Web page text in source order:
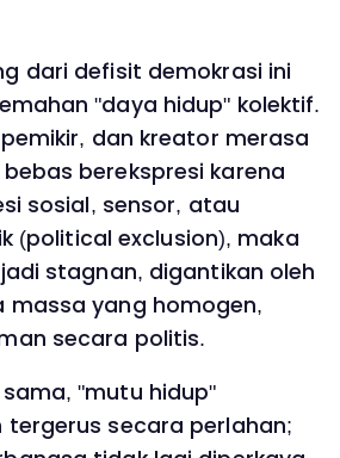
dari defisit demokrasi ini
"daya hidup" kolektif.
dan kreator merasa
berekspresi karena
sosial, sensor, atau
(political exclusion), maka
stagnan, digantikan oleh
massa yang homogen,
secara politis.
"mutu hidup"
secara perlahan;